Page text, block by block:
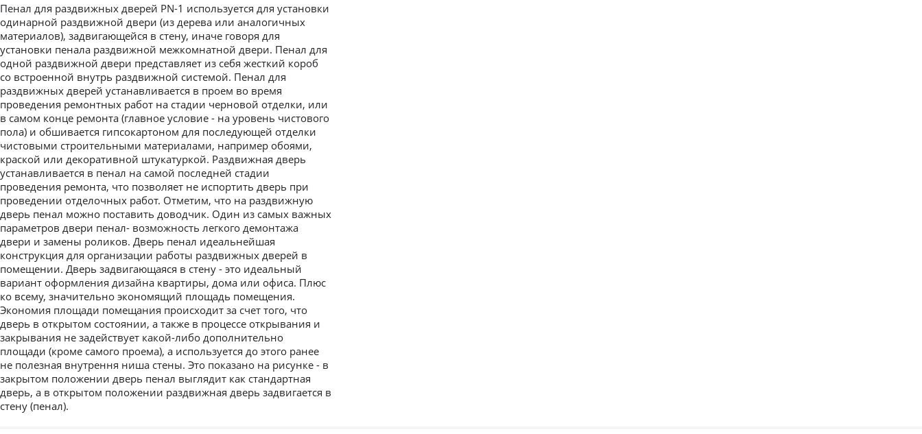
Пенал для раздвижных дверей PN-1 используется для установки
одинарной раздвижной двери (из дерева или аналогичных
материалов), задвигающейся в стену, иначе говоря для
установки пенала раздвижной межкомнатной двери. Пенал для
одной раздвижной двери представляет из себя жесткий короб
со встроенной внутрь раздвижной системой. Пенал для
раздвижных дверей устанавливается в проем во время
проведения ремонтных работ на стадии черновой отделки, или
в самом конце ремонта (главное условие - на уровень чистового
пола) и обшивается гипсокартоном для последующей отделки
чистовыми строительными материалами, например обоями,
краской или декоративной штукатуркой. Раздвижная дверь
устанавливается в пенал на самой последней стадии
проведения ремонта, что позволяет не испортить дверь при
проведении отделочных работ. Отметим, что на раздвижную
дверь пенал можно поставить доводчик. Один из самых важных
параметров двери пенал- возможность легкого демонтажа
двери и замены роликов. Дверь пенал идеальнейшая
конструкция для организации работы раздвижных дверей в
помещении. Дверь задвигающаяся в стену - это идеальный
вариант оформления дизайна квартиры, дома или офиса. Плюс
ко всему, значительно экономящий площадь помещения.
Экономия площади помещания происходит за счет того, что
дверь в открытом состоянии, а также в процессе открывания и
закрывания не задействует какой-либо дополнительно
площади (кроме самого проема), а используется до этого ранее
не полезная внутрення ниша стены. Это показано на рисунке - в
закрытом положении дверь пенал выглядит как стандартная
дверь, а в открытом положении раздвижная дверь задвигается в
стену (пенал).